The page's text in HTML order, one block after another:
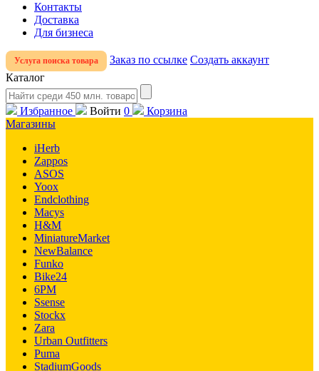
Контакты
Доставка
Для бизнеса
Услуга поиска товара Заказ по ссылке Создать аккаунт
Каталог
Избранное Войти 0
Корзина
Магазины
iHerb
Zappos
ASOS
Yoox
Endclothing
Macys
H&M
MiniatureMarket
NewBalance
Funko
Bike24
6PM
Ssense
Stockx
Zara
Urban Outfitters
Puma
StadiumGoods